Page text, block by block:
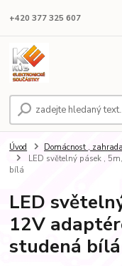
+420 377 325 607
Úvod Domácnost , zahrada
LED světelný pásek ,
bílá
LED
12V
studená bílá